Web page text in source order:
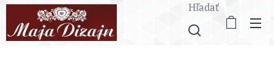
Hľadať